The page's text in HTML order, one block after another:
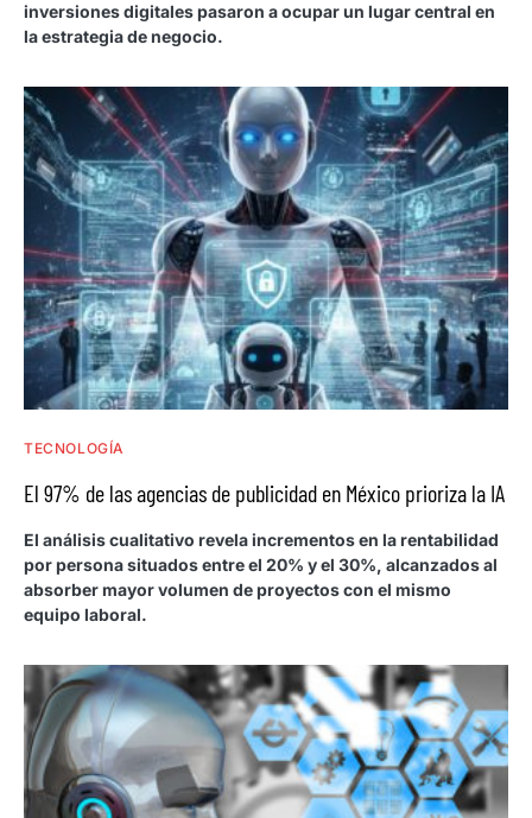
inversiones digitales pasaron a ocupar un lugar central en
la estrategia de negocio.
TECNOLOGÍA
El 97% de las agencias de publicidad en México prioriza la IA
El análisis cualitativo revela incrementos en la rentabilidad
por persona situados entre el 20% y el 30%, alcanzados al
absorber mayor volumen de proyectos con el mismo
equipo laboral.